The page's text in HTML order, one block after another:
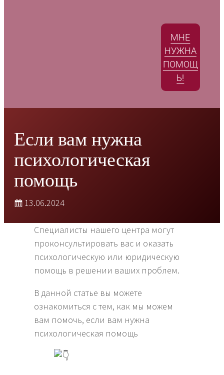
МНЕ
НУЖНА
ПОМОЩ
Ь!
Если вам нужна
психологическая
помощь
13.06.2024
Специалисты нашего центра могут
проконсультировать вас и оказать
психологическую или юридическую
помощь в решении ваших проблем.
В данной статье вы можете
ознакомиться с тем, как мы можем
вам помочь, если вам нужна
психологическая помощь